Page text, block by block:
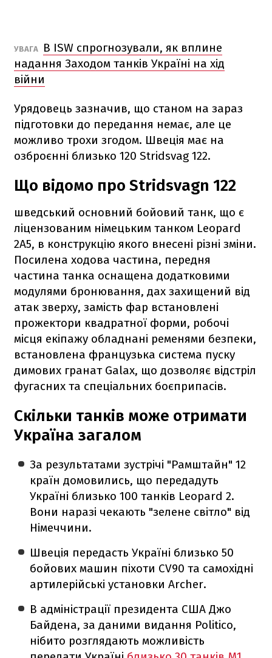
УВАГА
В ISW спрогнозували, як вплине
надання Заходом танків Україні на хід
війни
Урядовець зазначив, що станом на зараз
підготовки до передання немає, але це
можливо трохи згодом. Швеція має на
озброєнні близько 120 Stridsvag 122.
Що відомо про Stridsvagn 122
шведський основний бойовий танк, що є
ліцензованим німецьким танком Leopard
2А5, в конструкцію якого внесені різні зміни.
Посилена ходова частина, передня
частина танка оснащена додатковими
модулями бронювання, дах захищений від
атак зверху, замість фар встановлені
прожектори квадратної форми, робочі
місця екіпажу обладнані ременями безпеки,
встановлена французька система пуску
димових гранат Galax, що дозволяє відстріл
фугасних та спеціальних боєприпасів.
Скільки танків може отримати
Україна загалом
За результатами зустрічі "Рамштайн" 12
країн домовились, що передадуть
Україні близько 100 танків Leopard 2.
Вони наразі чекають "зелене світло" від
Німеччини.
Швеція передасть Україні близько 50
бойових машин піхоти CV90 та самохідні
артилерійські установки Archer.
В адміністрації президента США Джо
Байдена, за даними видання Politico,
нібито розглядають можливість